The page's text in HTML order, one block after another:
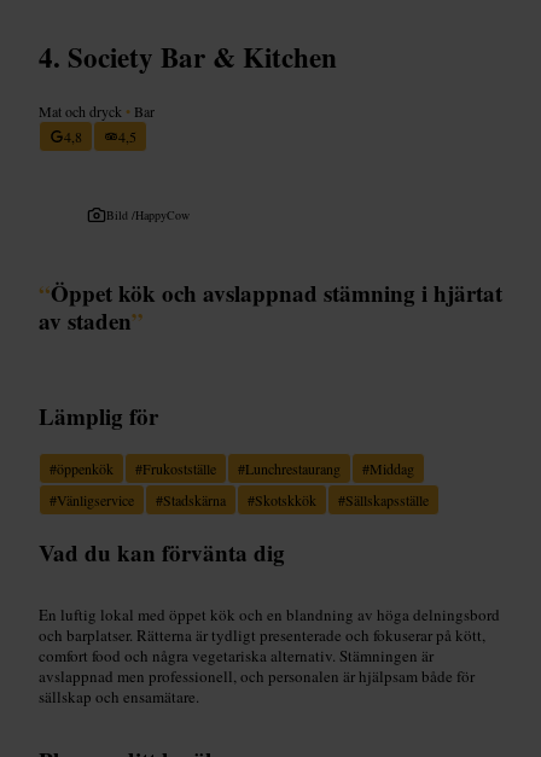
Society Bar & Kitchen
Mat och dryck • Bar
4,8
4,5
Bild /HappyCow
“Öppet kök och avslappnad stämning i hjärtat
av staden”
Lämplig för
#öppenkök #Frukostställe #Lunchrestaurang #Middag
#Vänligservice #Stadskärna #Skotskkök #Sällskapsställe
Vad du kan förvänta dig
En luftig lokal med öppet kök och en blandning av höga delningsbord
och barplatser. Rätterna är tydligt presenterade och fokuserar på kött,
comfort food och några vegetariska alternativ. Stämningen är
avslappnad men professionell, och personalen är hjälpsam både för
sällskap och ensamätare.